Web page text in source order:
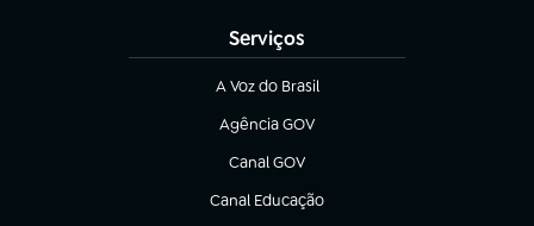
Serviços
A Voz do Brasil
(abre em nova aba)
Agência GOV
(abre em nova aba)
Canal GOV
(abre em nova aba)
Canal Educação
(abre em nova aba)